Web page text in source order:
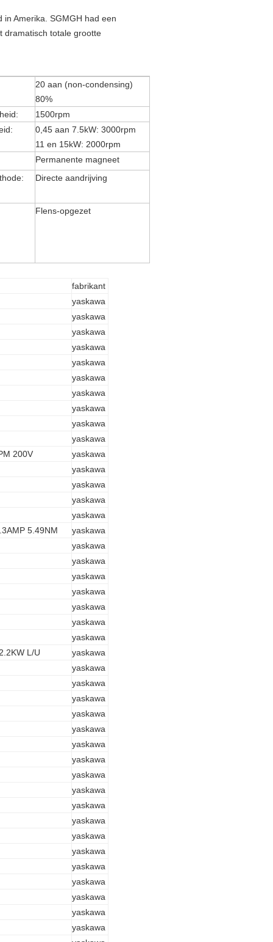
Amerika. SGMGH had een
dramatisch totale grootte
20 aan (non-condensing)
80%
1500rpm
0,45 aan 7.5kW: 3000rpm
11 en 15kW: 2000rpm
Permanente magneet
Directe aandrijving
Flens-opgezet
fabrikant
yaskawa
yaskawa
yaskawa
yaskawa
yaskawa
yaskawa
yaskawa
yaskawa
yaskawa
yaskawa
200V
yaskawa
yaskawa
yaskawa
yaskawa
yaskawa
5.49NM
yaskawa
yaskawa
yaskawa
yaskawa
yaskawa
yaskawa
yaskawa
yaskawa
L/U
yaskawa
yaskawa
yaskawa
yaskawa
yaskawa
yaskawa
yaskawa
yaskawa
yaskawa
yaskawa
yaskawa
yaskawa
yaskawa
yaskawa
yaskawa
yaskawa
yaskawa
yaskawa
yaskawa